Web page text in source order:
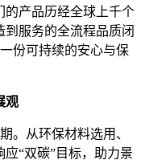
的产品历经全球上千个
服务的全流程品质闭
份可持续的安心与保
观
。从环保材料选用、
“双碳”目标，助力景